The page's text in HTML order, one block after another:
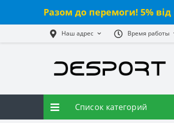
Разом до перемоги! 5%
Наш адрес Время работы
Список категорий